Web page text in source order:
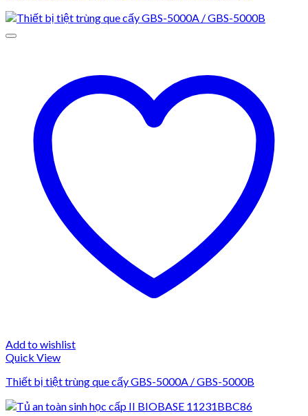
Add to wishlist
Quick View
Thiết bị tiệt trùng que cấy GBS-5000A / GBS-5000B